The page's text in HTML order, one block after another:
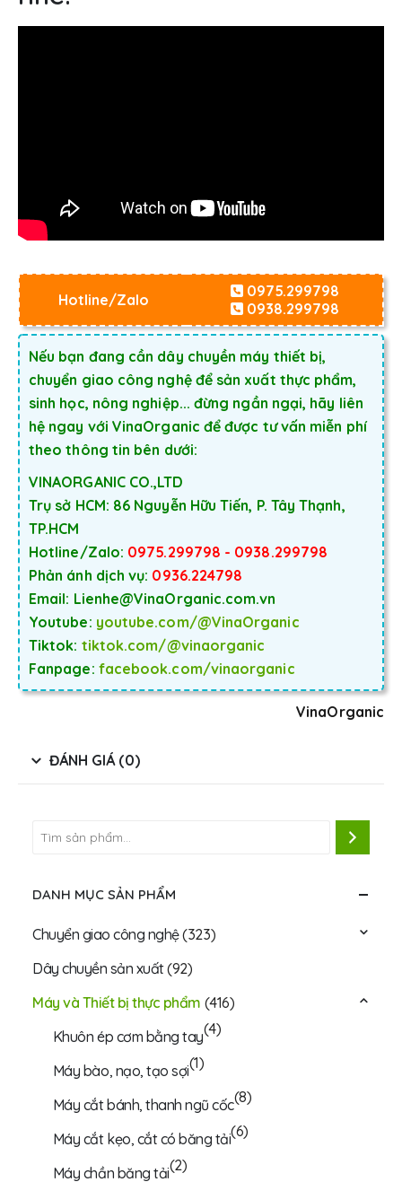
Hotline/Zalo
0975.299798
0938.299798
Nếu bạn đang cần dây chuyền máy thiết bị,
chuyển giao công nghệ để sản xuất thực phẩm,
sinh học, nông nghiệp... đừng ngần ngại, hãy liên
hệ ngay với VinaOrganic để được tư vấn miễn phí
theo thông tin bên dưới:
VINAORGANIC CO.,LTD
Trụ sở HCM: 86 Nguyễn Hữu Tiến, P. Tây Thạnh,
TP.HCM
Hotline/Zalo: 0975.299798 - 0938.299798
Phản ánh dịch vụ: 0936.224798
Email: Lienhe@VinaOrganic.com.vn
Youtube: youtube.com/@VinaOrganic
Tiktok: tiktok.com/@vinaorganic
Fanpage: facebook.com/vinaorganic
VinaOrganic
ĐÁNH GIÁ (0)
DANH MỤC SẢN PHẨM
Chuyển giao công nghệ(323)
Dây chuyền sản xuất(92)
Máy và Thiết bị thực phẩm (416)
Khuôn ép cơm bằng tay(4)
Máy bào, nạo, tạo sợi(1)
Máy cắt bánh, thanh ngũ cốc(8)
Máy cắt kẹo, cắt có băng tải(6)
Máy chần băng tải(2)